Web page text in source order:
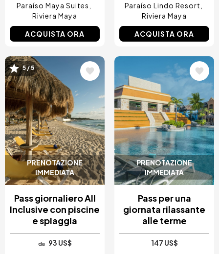
Paraíso Maya Suites
Riviera Maya
ACQUISTA ORA
Paraíso Lindo Resort
Riviera Maya
ACQUISTA ORA
PRENOTAZIONE
IMMEDIATA
Immagine
5 / 5
Pass giornaliero All
Inclusive con piscine
e spiaggia
da 93 US$
PRENOTAZIONE
IMMEDIATA
Immagine
Pass per una
giornata rilassante
alle terme
147 US$